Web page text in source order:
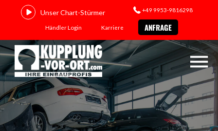
Unser Chart-Stürmer +49 9953-9816298
Händler Login Karriere ANFRAGE